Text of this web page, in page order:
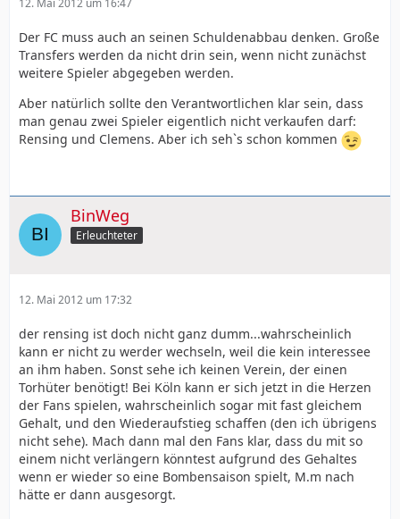
Der FC muss auch an seinen Schuldenabbau denken. Große
Transfers werden da nicht drin sein, wenn nicht zunächst
weitere Spieler abgegeben werden.
Aber natürlich sollte den Verantwortlichen klar sein, dass
man genau zwei Spieler eigentlich nicht verkaufen darf:
Rensing und Clemens. Aber ich seh`s schon kommen
BinWeg
Erleuchteter
12. Mai 2012 um 17:32
der rensing ist doch nicht ganz dumm...wahrscheinlich
kann er nicht zu werder wechseln, weil die kein interessee
an ihm haben. Sonst sehe ich keinen Verein, der einen
Torhüter benötigt! Bei Köln kann er sich jetzt in die Herzen
der Fans spielen, wahrscheinlich sogar mit fast gleichem
Gehalt, und den Wiederaufstieg schaffen (den ich übrigens
nicht sehe). Mach dann mal den Fans klar, dass du mit so
einem nicht verlängern könntest aufgrund des Gehaltes
wenn er wieder so eine Bombensaison spielt, M.m nach
hätte er dann ausgesorgt.